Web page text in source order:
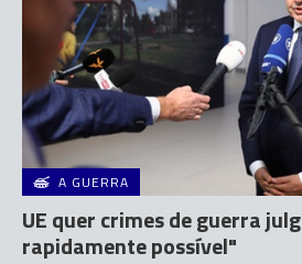
A GUERRA
UE quer crimes de guerra
rapidamente possível"